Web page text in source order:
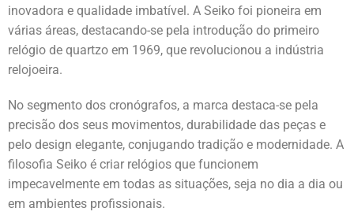
inovadora e qualidade imbatível. A Seiko foi pioneira em
várias áreas, destacando-se pela introdução do primeiro
relógio de quartzo em 1969, que revolucionou a indústria
relojoeira.
No segmento dos cronógrafos, a marca destaca-se pela
precisão dos seus movimentos, durabilidade das peças e
pelo design elegante, conjugando tradição e modernidade. A
filosofia Seiko é criar relógios que funcionem
impecavelmente em todas as situações, seja no dia a dia ou
em ambientes profissionais.